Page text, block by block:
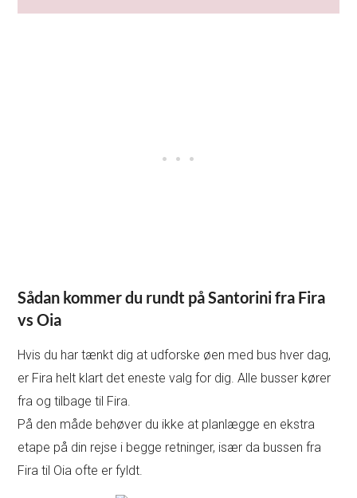
Sådan kommer du rundt på Santorini fra Fira
vs Oia
Hvis du har tænkt dig at udforske øen med bus hver dag,
er Fira helt klart det eneste valg for dig. Alle busser kører
fra og tilbage til Fira.
På den måde behøver du ikke at planlægge en ekstra
etape på din rejse i begge retninger, især da bussen fra
Fira til Oia ofte er fyldt.